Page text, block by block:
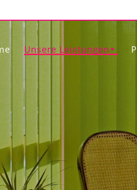
Unsere Leistungen